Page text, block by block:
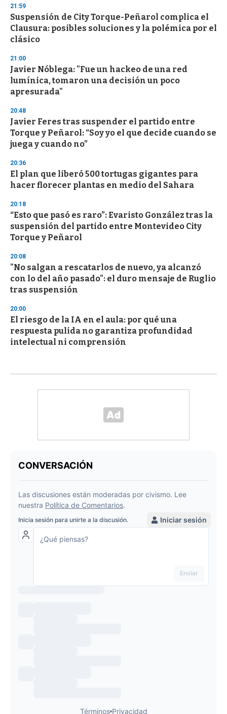
s
e
c
o
n
s
21:59
Suspensión de City Torque-Peñarol complica el
Clausura: posibles soluciones y la polémica por el
clásico
21:00
Javier Nóblega: "Fue un hackeo de una red
lumínica, tomaron una decisión un poco
apresurada"
20:48
Javier Feres tras suspender el partido entre
Torque y Peñarol: “Soy yo el que decide cuando se
juega y cuando no”
20:36
El plan que liberó 500 tortugas gigantes para
hacer florecer plantas en medio del Sahara
20:18
“Esto que pasó es raro”: Evaristo González tras la
suspensión del partido entre Montevideo City
Torque y Peñarol
20:08
"No salgan a rescatarlos de nuevo, ya alcanzó
con lo del año pasado": el duro mensaje de Ruglio
tras suspensión
20:00
El riesgo de la IA en el aula: por qué una
respuesta pulida no garantiza profundidad
intelectual ni comprensión